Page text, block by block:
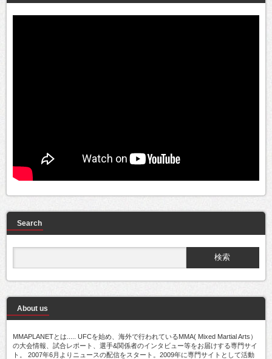
Search
About us
MMAPLANETとは..... UFCを始め、海外で行われているMMA( Mixed Martial Arts）
の大会情報、試合レポート、選手&関係者のインタビュー等をお届けする専門サイ
ト。 2007年6月よりニュースの配信をスタート。2009年に専門サイトとして活動